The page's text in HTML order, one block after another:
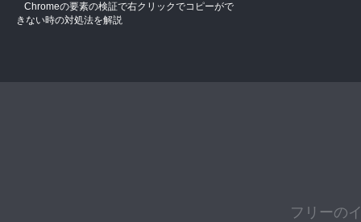
Chromeの要素の検証で右クリックでコピーがで
きない時の対処法を解説
フリーの